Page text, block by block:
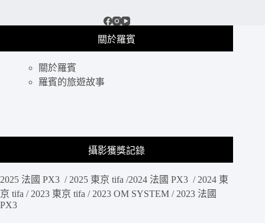
關於羅賓
關於羅賓
羅賓的旅遊故事
攝影獲獎記錄
2025 法國 PX3 / 2025 東京 tifa /2024 法國 PX3 / 2024 東
京 tifa / 2023 東京 tifa / 2023 OM SYSTEM / 2023 法國
PX3